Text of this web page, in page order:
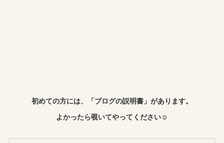
初めての方には、「ブログの説明書」があります。
よかったら覗いてやってください☺︎